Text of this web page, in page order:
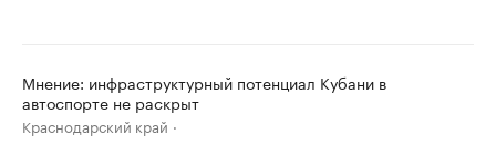
Мнение: инфраструктурный потенциал Кубани в
автоспорте не раскрыт
Краснодарский край